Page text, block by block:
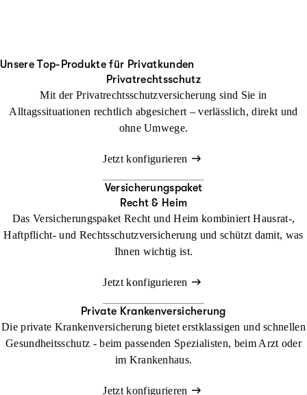
Unsere Top-Produkte für Privatkunden
Privatrechtsschutz
Mit der Privatrechtsschutzversicherung sind Sie in
Alltagssituationen rechtlich abgesichert – verlässlich, direkt und
ohne Umwege.
Jetzt konfigurieren
Versicherungspaket
Recht & Heim
Das Versicherungspaket Recht und Heim kombiniert Hausrat-,
Haftpflicht- und Rechtsschutzversicherung und schützt damit, was
Ihnen wichtig ist.
Jetzt konfigurieren
Private Krankenversicherung
Die private Krankenversicherung bietet erstklassigen und schnellen
Gesundheitsschutz - beim passenden Spezialisten, beim Arzt oder
im Krankenhaus.
Jetzt konfigurieren